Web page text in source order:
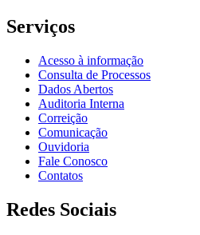
Serviços
Acesso à informação
Consulta de Processos
Dados Abertos
Auditoria Interna
Correição
Comunicação
Ouvidoria
Fale Conosco
Contatos
Redes Sociais